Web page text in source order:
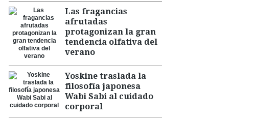
Las fragancias
afrutadas
protagonizan la gran
tendencia olfativa del
verano
Yoskine traslada la
filosofía japonesa
Wabi Sabi al cuidado
corporal